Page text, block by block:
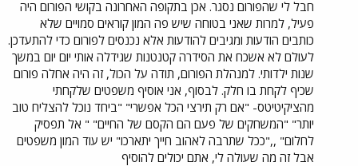
חבל לי שהפורום נסגר. אכן בתקופה האחרונה בקושי הפורום היה
פעיל, למרות שאני בטוחה שיש פה המון קוראים סמויים שלא
כותבים הודעות ומגיבים להודעות אלא נכנסים לפורום כדי להתעדכן.
לעולם לא אשכח את הסידרה קטנטנות שגידלה אותי יום יום במשך
שנות ילדותי. למנהלת הפורום, תודה על הכול, זה היה אחלה פורום
שכיף לקחת בו חלק. לבסוף, אני אוסיף משפטים שלקחתי
מהציקיטיטס- "אם רק תירצי הכל אפשרי" "ביחד נוכל להצליח טוב
יותר" "המשחקים של פעם הם הקסם של החיים" " אל תפסיק
לחלום" ,,"ככל שתרבה לאהוב חייך יתארכו" יש עוד המון משפטים
אבל זה מה שעולה לי, אתם יכולים להוסיף